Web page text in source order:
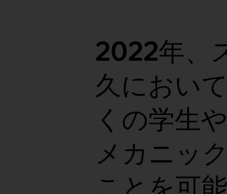
2022年、
久におい
くの学生
メカニッ
ことを可